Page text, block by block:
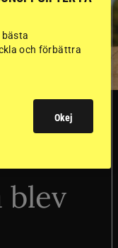
blev
bästa
och förbättra
Okej